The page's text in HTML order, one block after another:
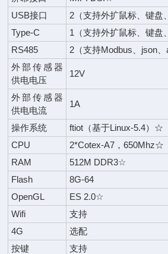
USB接口
2（支持外扩鼠标、键
Type-C
1（支持外扩鼠标、键
RS485
2（支持Modbus、json、
外部传感器
供电电压
12V
外部传感器
供电电流
1A
操作系统
ftiot（基于Linux-5.4）☆
CPU
2*Cotex-A7，650Mhz☆
RAM
512M DDR3☆
Flash
8G-64
OpenGL
ES 2.0☆
Wifi
支持
4G
选配
按键
支持